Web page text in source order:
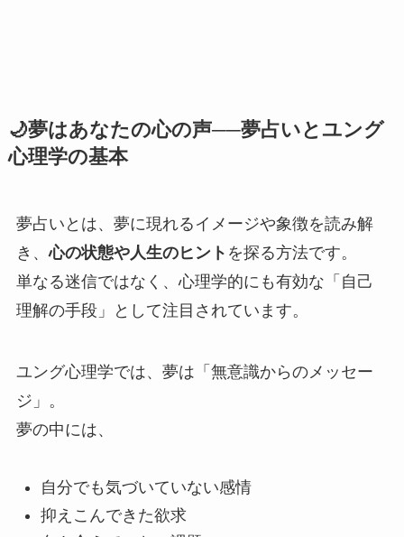
🌙夢はあなたの心の声──夢占いとユング
心理学の基本
夢占いとは、夢に現れるイメージや象徴を読み解
き、心の状態や人生のヒント を探る方法です。
単なる迷信ではなく、心理学的にも有効な「自己
理解の手段」として注目されています。
ユング心理学では、夢は「無意識からのメッセー
ジ」。
夢の中には、
自分でも気づいていない感情
抑えこんできた欲求